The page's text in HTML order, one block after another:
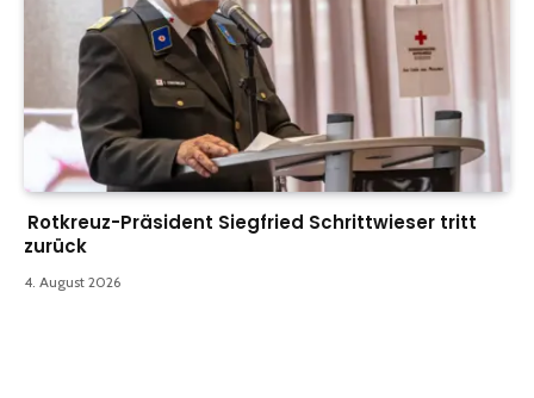
Rotkreuz-Präsident Siegfried Schrittwieser tritt
zurück
4. August 2026